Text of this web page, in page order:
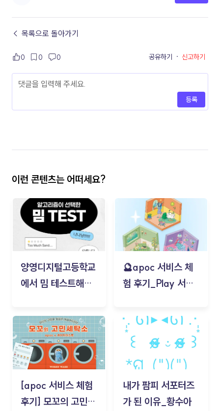
← 목록으로 돌아가기
0 0 0 공유하기 · 신고하기
등록
이런 콘텐츠는 어떠세요?
양영디지털고등학교
에서 밈 테스트해보
🔮apoc 서비스 체
험 후기_Play 서비
김태현
[apoc 서비스 체험
후기] 모꼬의 고민세
내가 팜피 서포터즈
가 된 이유_황수아